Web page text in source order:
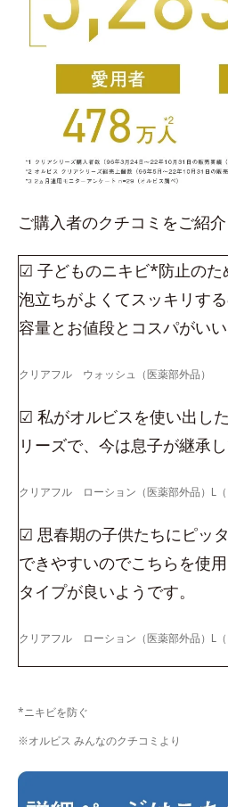
ご購入者のクチコミをご紹介
☑ 子どものニキビ*防止のた
泡立ちがよくてスッキリする
容量とお値段とコスパがいい
クリアフル ウォッシュ（医薬部外品）
☑ 私がオルビスを使い出し
リーズで、今は息子が継承し
クリアフル ローション（医薬部外品）L（
☑ 思春期の子供たちにピッ
できやすいのでこちらを使
タイプが良いようです。
クリアフル ローション（医薬部外品）L（
*ニキビを防ぐ
※オルビス みんなのクチコミより